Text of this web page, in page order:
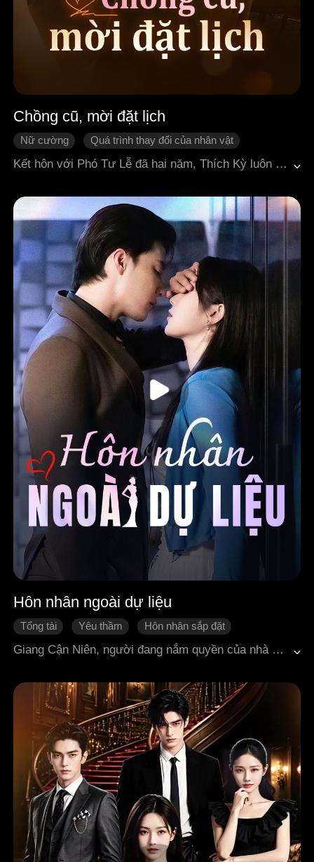
Chồng cũ, mời đặt lịch
Nữ cường
Quá trình thay đổi của nhân vật
Vả mặt
Phản đòn Ngôn tình hiện đại
Kết hôn với Phó Tư Lễ đã hai năm, Thích Kỳ luôn nhẫn nhịn trước những lần khiêu khích không ngừng của mụ bồ già. Cho đến khi nhìn thấu sự lạnh lùng và thờ ơ của chồng, cô dứt khoát ném tờ thỏa thuận ly hôn xuống. Phó Tư Lễ ban đầu chỉ cười khẩy, cho rằng cô chẳng qua chỉ làm mình làm mẩy, sớm muộn gì cũng sẽ quay về. Nào ngờ Thích Kỳ quay lại với nghề y năm xưa, lột xác trở thành bàn tay vàng khoa nam học danh tiếng trong giới. Còn bồ nhí luôn được Phó Tư Lễ coi là ân nhân cứu mạng, hóa ra lại là một học giả hàng fake, bằng cấp giả, nói dối chồng chất, lừa anh suốt bao năm. Đến khi Phó Tư Lễ hối hận, quyết tâm theo đuổi lại vợ cũ, đuổi đến tận khoa nam học. Thích Kỳ cầm châm bạc cười nhạt: Chồng cũ, muốn tôi châm cứu cho anh vài cây không?
Hôn nhân ngoài dự liệu
Tổng tài Yêu thầm
Hôn nhân sắp đặt
Cưới trước yêu sau
Ngọt sủng Ngôn tình hiện đại
Giang Cận Niên, người đang nắm quyền của nhà họ Giang, nổi tiếng là người tự kiềm chế, giữ lễ, tính tình lạnh nhạt. Dù hai nhà Giang – Thẩm đã sớm có hôn ước, cũng chẳng ai đem anh gắn liền với Thẩm Nam Chi. Trong suốt những năm ấy, ngay cả Thẩm Nam Chi cũng nghĩ như vậy. Giang Cận Niên nhiều năm sống ở nước ngoài, tính cách lạnh lùng, quanh năm suốt tháng không mấy khi về nước, hai người hầu như không có cơ hội gặp mặt. Dù có gặp, Thẩm Nam Chi vẫn luôn né tránh anh. Cô chưa từng nghĩ rằng hôn ước giữa hai nhà lại do trùng hợp mà rơi vào chính cô và Giang Cận Niên, càng không ngờ rằng sau khi đăng ký kết hôn, anh lại cưng cô như cưng trứng, hứng như hứng hoa.